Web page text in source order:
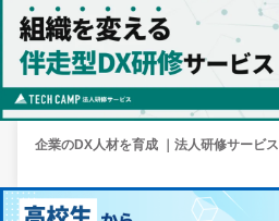
企業のDX人材を育成 ｜法人研修サービス